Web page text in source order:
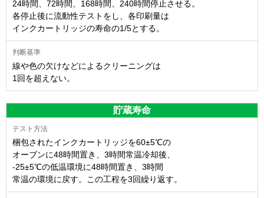
24時間、72時間、168時間、240時間停止させる。
各停止後に流動性テストをし、各印刷量は
インクカートリッジの寿命の1/5とする。
線や色の欠けなどによるクリーニングは
1回を超えない。
貯蔵寿命
梱包されたインクカートリッジを60±5℃の
オーブンに48時間置き、3時間常温冷却後、
-25±5℃の低温環境に48時間置き、3時間
常温の環境に戻す。この工程を3回繰り返す。